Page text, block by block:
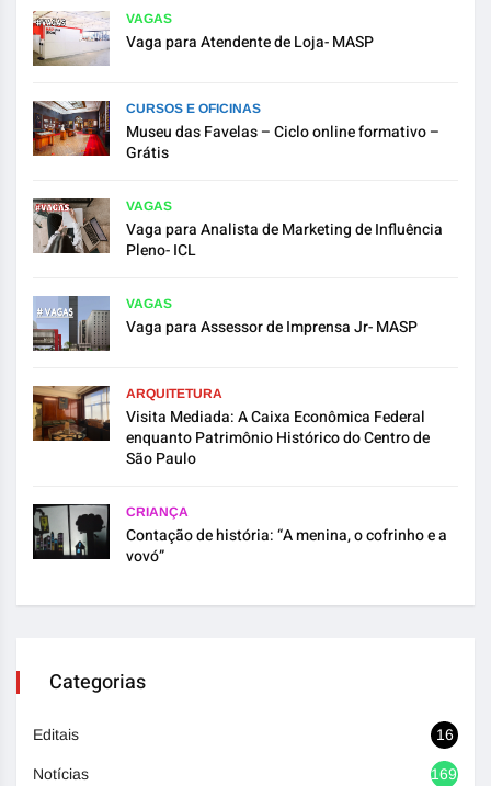
VAGAS
Vaga para Atendente de Loja- MASP
CURSOS E OFICINAS
Museu das Favelas – Ciclo online formativo –
Grátis
VAGAS
Vaga para Analista de Marketing de Influência
Pleno- ICL
VAGAS
Vaga para Assessor de Imprensa Jr- MASP
ARQUITETURA
Visita Mediada: A Caixa Econômica Federal
enquanto Patrimônio Histórico do Centro de
São Paulo
CRIANÇA
Contação de história: “A menina, o cofrinho e a
vovó”
Categorias
Editais 16
Notícias 1692